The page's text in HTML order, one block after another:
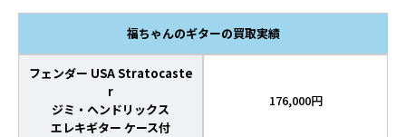
福ちゃんのギターの買取実績
フェンダー USA Stratocaste
r
ジミ・ヘンドリックス
エレキギター ケース付
176,000円